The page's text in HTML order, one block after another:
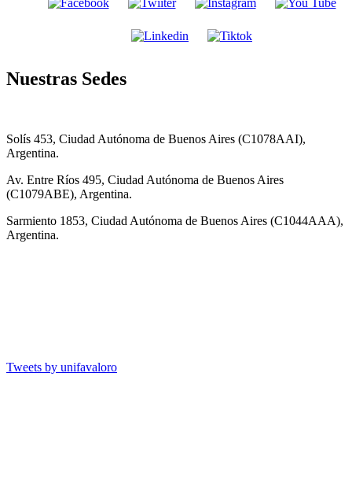
Nuestras Sedes
Solís 453, Ciudad Autónoma de Buenos Aires (C1078AAI),
Argentina.
Av. Entre Ríos 495, Ciudad Autónoma de Buenos Aires
(C1079ABE), Argentina.
Sarmiento 1853, Ciudad Autónoma de Buenos Aires (C1044AAA),
Argentina.